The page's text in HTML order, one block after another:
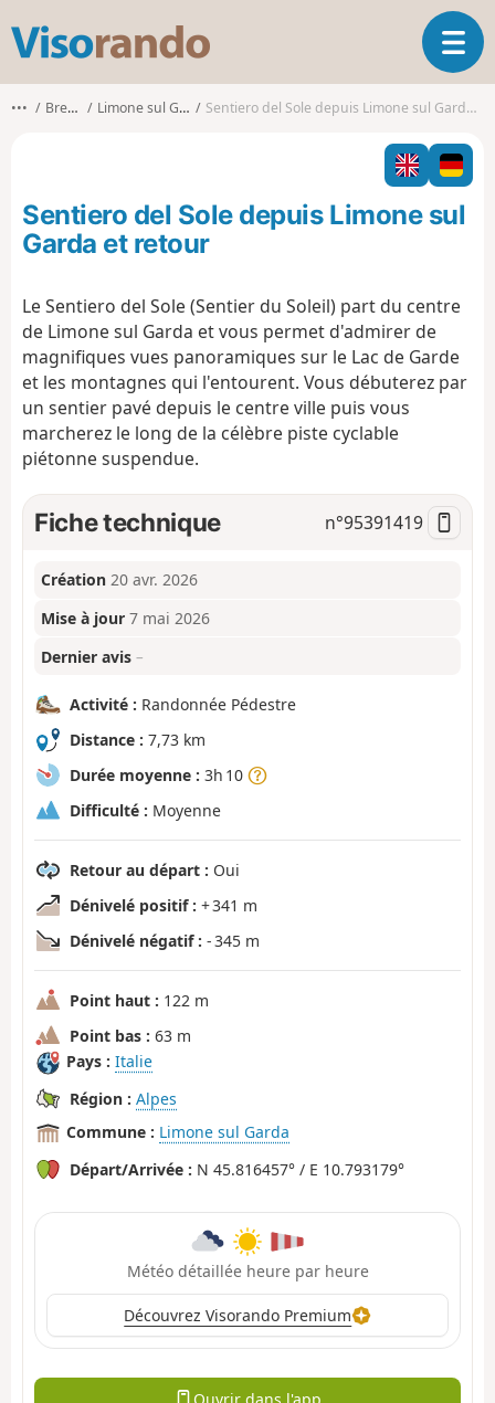
s
o
o
O
u
i
r
l
a
i
a
t
••• Brescia Limone sul Garda Sentiero del Sole depuis Limone sul Garda et retour
Sentiero del Sole depuis Limone sul
Garda et retour
Le Sentiero del Sole (Sentier du Soleil) part du centre
de Limone sul Garda et vous permet d'admirer de
magnifiques vues panoramiques sur le Lac de Garde
et les montagnes qui l'entourent. Vous débuterez par
un sentier pavé depuis le centre ville puis vous
marcherez le long de la célèbre piste cyclable
piétonne suspendue.
Fiche technique n°95391419
Création 20 avr. 2026
Mise à jour 7 mai 2026
Dernier avis –
Activité : Randonnée Pédestre
Distance : 7,73 km
Durée moyenne : 3h 10
Difficulté : Moyenne
Retour au départ : Oui
Dénivelé positif : + 341 m
Dénivelé négatif : - 345 m
Point haut : 122 m
Point bas : 63 m
Pays : Italie
Région : Alpes
Commune : Limone sul Garda
Départ/Arrivée : N 45.816457° / E 10.793179°
Météo détaillée heure par heure
Découvrez Visorando Premium